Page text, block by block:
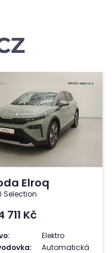
Elroq
Selection
711 Kč
Elektro
Automatická